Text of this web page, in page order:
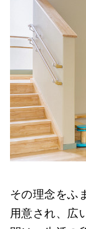
その理念をふ
用意され、広